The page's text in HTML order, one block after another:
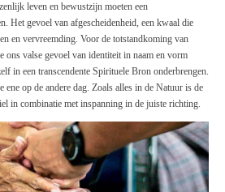
leven en bewustzijn moeten een
Het gevoel van afgescheidenheid, een kwaal die
en vervreemding. Voor de totstandkoming van
ons valse gevoel van identiteit in naam en vorm
in een transcendente Spirituele Bron onderbrengen.
ene op de andere dag. Zoals alles in de Natuur is de
in combinatie met inspanning in de juiste richting.